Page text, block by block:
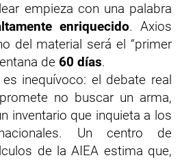
empieza con una palabra
enriquecido. Axios
del material será el “primer
de 60 días.
inequívoco: el debate real
no buscar un arma,
inventario que inquieta a los
Un centro de
de la AIEA estima que,